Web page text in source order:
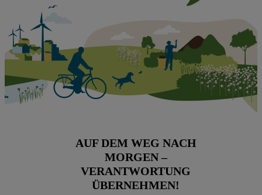
AUF DEM WEG NACH
MORGEN –
VERANTWORTUNG
ÜBERNEHMEN!